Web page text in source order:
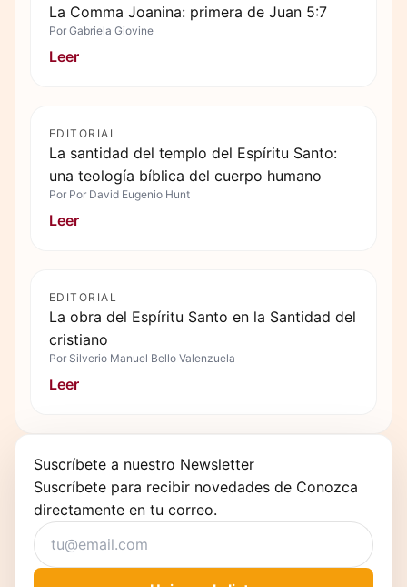
La Comma Joanina: primera de Juan 5:7
Por Gabriela Giovine
Leer
EDITORIAL
La santidad del templo del Espíritu Santo:
una teología bíblica del cuerpo humano
Por Por David Eugenio Hunt
Leer
EDITORIAL
La obra del Espíritu Santo en la Santidad del
cristiano
Por Silverio Manuel Bello Valenzuela
Leer
Suscríbete a nuestro Newsletter
Suscríbete para recibir novedades de Conozca
directamente en tu correo.